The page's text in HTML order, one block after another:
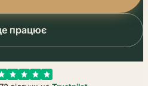
працює